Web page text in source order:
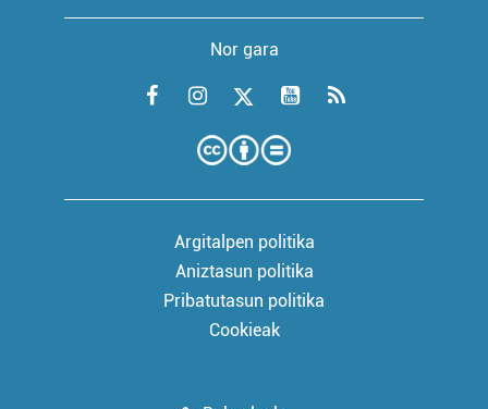
Nor gara
Argitalpen politika
Aniztasun politika
Pribatutasun politika
Cookieak